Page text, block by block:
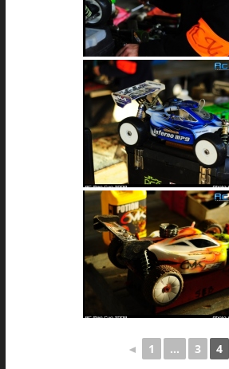
◄ 1 ... 3 4